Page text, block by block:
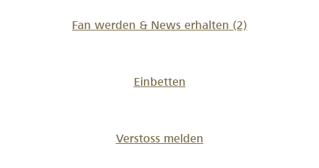
Fan werden & News erhalten (2)
Einbetten
Verstoss melden